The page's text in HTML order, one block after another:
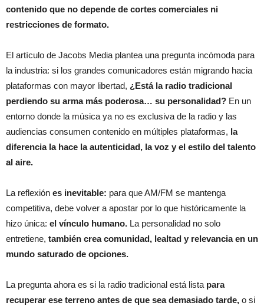
contenido que no depende de cortes comerciales ni
restricciones de formato.
El artículo de Jacobs Media plantea una pregunta incómoda para
la industria: si los grandes comunicadores están migrando hacia
plataformas con mayor libertad, ¿Está la radio tradicional
perdiendo su arma más poderosa… su personalidad? En un
entorno donde la música ya no es exclusiva de la radio y las
audiencias consumen contenido en múltiples plataformas, la
diferencia la hace la autenticidad, la voz y el estilo del talento
al aire.
La reflexión es inevitable: para que AM/FM se mantenga
competitiva, debe volver a apostar por lo que históricamente la
hizo única: el vínculo humano. La personalidad no solo
entretiene, también crea comunidad, lealtad y relevancia en un
mundo saturado de opciones.
La pregunta ahora es si la radio tradicional está lista para
recuperar ese terreno antes de que sea demasiado tarde, o si